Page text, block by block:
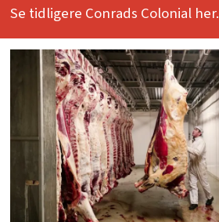
Se tidligere Conrads Colonial her.